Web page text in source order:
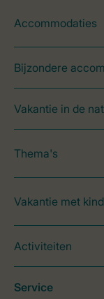
Accommodaties
Bijzondere
Vakantie in de
Thema's
Vakantie met
Activiteiten
Service